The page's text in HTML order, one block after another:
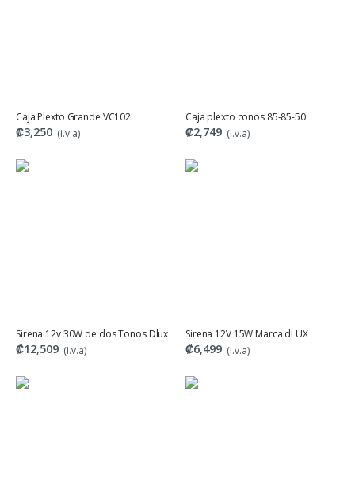
Caja Plexto Grande VC102
₡3,250 (i.v.a)
Caja plexto conos 85-85-50
₡2,749 (i.v.a)
Sirena 12v 30W de dos Tonos Dlux
₡12,509 (i.v.a)
Sirena 12V 15W Marca dLUX
₡6,499 (i.v.a)